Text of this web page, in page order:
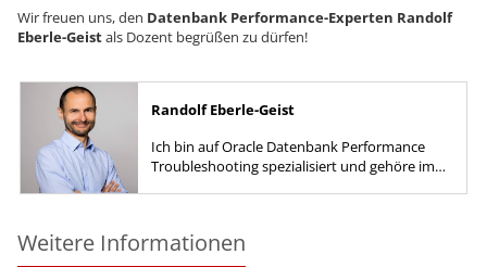
Wir freuen uns, den Datenbank Performance-Experten Randolf
Eberle-Geistals Dozent begrüßen zu dürfen!
Randolf Eberle-Geist
Ich bin auf Oracle Datenbank Performance
Troubleshooting spezialisiert und gehöre im
Weitere Informationen